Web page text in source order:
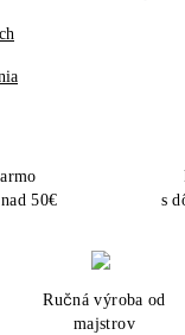
50€
s
Ručná výroba od
majstrov